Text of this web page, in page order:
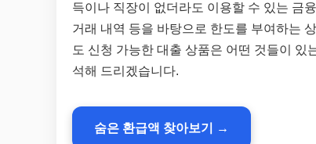
득이나 직장이 없더라도 이용할 수 있는 금
거래 내역 등을 바탕으로 한도를 부여하는
도 신청 가능한 대출 상품은 어떤 것들이
석해 드리겠습니다.
숨은 환급액 찾아보기 →